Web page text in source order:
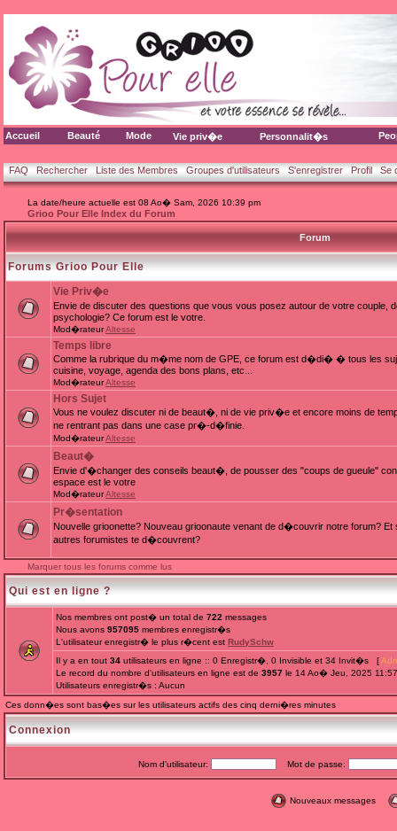
Accueil Beauté Mode Vie priv�e Personnalit�s
FAQ Rechercher Liste des Membres Groupes d'utilisateurs S'enregistrer Profil Se
La date/heure actuelle est 08 Ao� Sam, 2026 10:39 pm
Grioo Pour Elle Index du Forum
Forum
Forums Grioo Pour Elle
Vie Priv�e
Envie de discuter des questions que vous vous posez autour de votre
psychologie? Ce forum est le votre.
Mod�rateurAltesse
Temps libre
Comme la rubrique du m�me nom de GPE, ce forum est d�di� � tous les
cuisine, voyage, agenda des bons plans, etc...
Mod�rateurAltesse
Hors Sujet
Vous ne voulez discuter ni de beaut�, ni de vie priv�e et encore moins de
ne rentrant pas dans une case pr�-d�finie.
Mod�rateurAltesse
Beaut�
Envie d'�changer des conseils beaut�, de pousser des "coups de gueule"
espace est le votre
Mod�rateurAltesse
Pr�sentation
Nouvelle grioonette? Nouveau grioonaute venant de d�couvrir notre forum?
autres forumistes te d�couvrent?
Marquer tous les forums comme lus
Qui est en ligne ?
Nos membres ont post� un total de 722 messages
Nous avons 957095 membres enregistr�s
L'utilisateur enregistr� le plus r�cent est RudySchw
Il y a en tout 34 utilisateurs en ligne :: 0 Enregistr�, 0 Invisible et 34 Invit�s [
Le record du nombre d'utilisateurs en ligne est de 3957 le 14 Ao� Jeu, 2025
Utilisateurs enregistr�s : Aucun
Ces donn�es sont bas�es sur les utilisateurs actifs des cinq derni�res minutes
Connexion
Nom d'utilisateur: Mot de passe:
Nouveaux messages